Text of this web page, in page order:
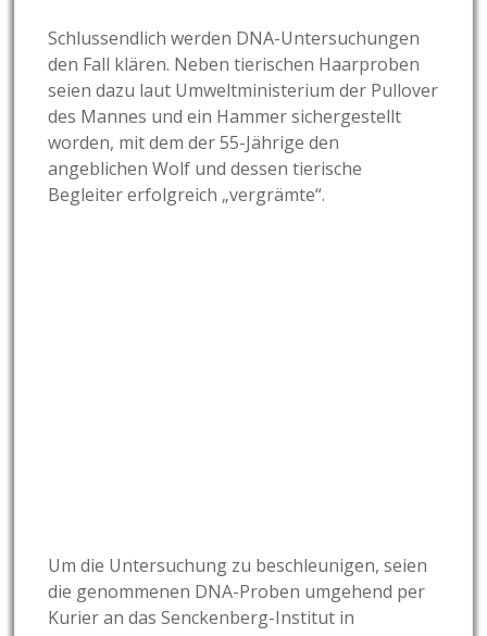
Schlussendlich werden DNA-Untersuchungen
den Fall klären. Neben tierischen Haarproben
seien dazu laut Umweltministerium der Pullover
des Mannes und ein Hammer sichergestellt
worden, mit dem der 55-Jährige den
angeblichen Wolf und dessen tierische
Begleiter erfolgreich „vergrämte“.
Um die Untersuchung zu beschleunigen, seien
die genommenen DNA-Proben umgehend per
Kurier an das Senckenberg-Institut in